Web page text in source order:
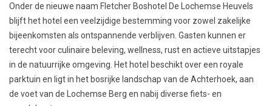
Onder de nieuwe naam Fletcher Boshotel De Lochemse Heuvels
blijft het hotel een veelzijdige bestemming voor zowel zakelijke
bijeenkomsten als ontspannende verblijven. Gasten kunnen er
terecht voor culinaire beleving, wellness, rust en actieve uitstapjes
in de natuurrijke omgeving. Het hotel beschikt over een royale
parktuin en ligt in het bosrijke landschap van de Achterhoek, aan
de voet van de Lochemse Berg en nabij diverse fiets- en